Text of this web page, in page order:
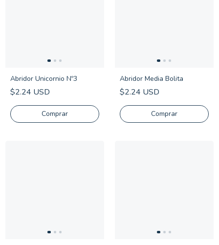
Abridor Unicornio Nº3
$2.24 USD
Comprar
Abridor Media Bolita
$2.24 USD
Comprar